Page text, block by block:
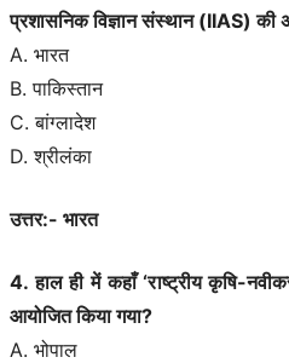
प्रशासनिक विज्ञान संस्थान (IIAS) की
A. भारत
B. पाकिस्तान
C. बांग्लादेश
D. श्रीलंका
उत्तर:- भारत
4. हाल ही में कहाँ ‘राष्ट्रीय कृषि-
आयोजित किया गया?
A. भोपाल